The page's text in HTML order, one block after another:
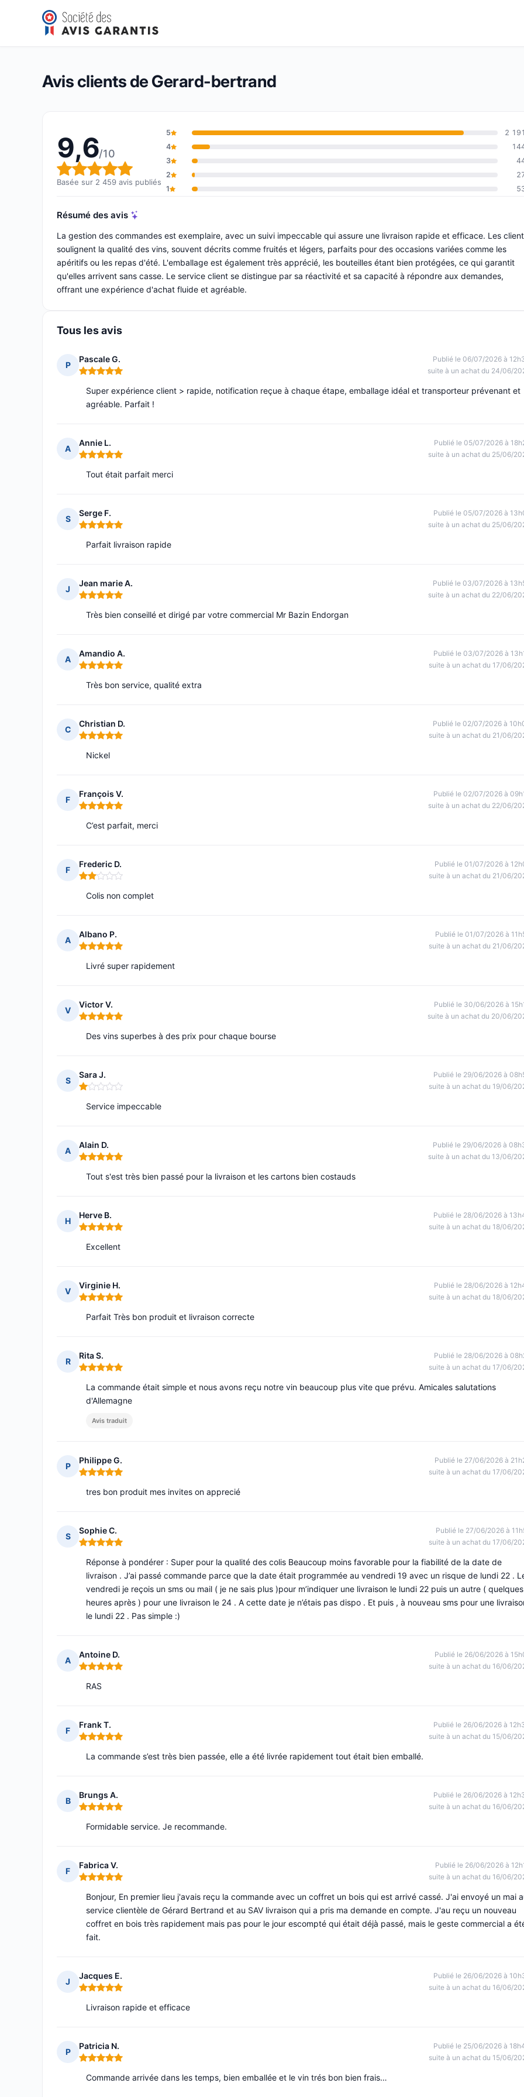
Gerard-bertrand
Note globale : 9,6 sur 10
9,6/10(2 459 avis)
Avis clients de Gerard-bertrand
9,6/10
Note globale : 9,6 sur 10
Basée sur 2 459 avis publiés
5
2 191
4
3
2
1
Résumé des avis
La gestion des commandes est exemplaire, avec un suivi impeccable qui assure une livraison rapide et efficace. Les
soulignent la qualité des vins, souvent décrits comme fruités et légers, parfaits pour des occasions variées comme les
apéritifs ou les repas d'été. L'emballage est également très apprécié, les bouteilles étant bien protégées, ce qui garantit
qu'elles arrivent sans casse. Le service client se distingue par sa réactivité et sa capacité à répondre aux demandes,
offrant une expérience d'achat fluide et agréable.
Tous les avis
P
Pascale G.
Note : 5 sur 5
Publié le 06/07/2026 à
suite à un achat du 24/06/
Super expérience client > rapide, notification reçue à chaque étape, emballage idéal et transporteur prévenant et
agréable. Parfait !
A
Annie L.
Note : 5 sur 5
Publié le 05/07/2026 à
suite à un achat du 25/06/
Tout était parfait merci
S
Serge F.
Note : 5 sur 5
Publié le 05/07/2026 à
suite à un achat du 25/06/
Parfait livraison rapide
J
Jean marie A.
Note : 5 sur 5
Publié le 03/07/2026 à
suite à un achat du 22/06/
Très bien conseillé et dirigé par votre commercial Mr Bazin Endorgan
A
Amandio A.
Note : 5 sur 5
Publié le 03/07/2026 à
suite à un achat du 17/06/
Très bon service, qualité extra
C
Christian D.
Note : 5 sur 5
Publié le 02/07/2026 à
suite à un achat du 21/06/
Nickel
F
François V.
Note : 5 sur 5
Publié le 02/07/2026 à
suite à un achat du 22/06/
C’est parfait, merci
F
Frederic D.
Note : 2 sur 5
Publié le 01/07/2026 à
suite à un achat du 21/06/
Colis non complet
A
Albano P.
Note : 5 sur 5
Publié le 01/07/2026 à
suite à un achat du 21/06/
Livré super rapidement
V
Victor V.
Note : 5 sur 5
Publié le 30/06/2026 à
suite à un achat du 20/06/
Des vins superbes à des prix pour chaque bourse
S
Sara J.
Note : 1 sur 5
Publié le 29/06/2026 à
suite à un achat du 19/06/
Service impeccable
A
Alain D.
Note : 5 sur 5
Publié le 29/06/2026 à
suite à un achat du 13/06/
Tout s'est très bien passé pour la livraison et les cartons bien costauds
H
Herve B.
Note : 5 sur 5
Publié le 28/06/2026 à
suite à un achat du 18/06/
Excellent
V
Virginie H.
Note : 5 sur 5
Publié le 28/06/2026 à
suite à un achat du 18/06/
Parfait Très bon produit et livraison correcte
R
Rita S.
Note : 5 sur 5
Publié le 28/06/2026 à
suite à un achat du 17/06/
La commande était simple et nous avons reçu notre vin beaucoup plus vite que prévu. Amicales salutations
d'Allemagne
Avis traduit
P
Philippe G.
Note : 5 sur 5
Publié le 27/06/2026 à
suite à un achat du 17/06/
tres bon produit mes invites on apprecié
S
Sophie C.
Note : 5 sur 5
Publié le 27/06/2026 à
suite à un achat du 17/06/
Réponse à pondérer : Super pour la qualité des colis Beaucoup moins favorable pour la fiabilité de la date de
livraison . J’ai passé commande parce que la date était programmée au vendredi 19 avec un risque de lundi 22 .
vendredi je reçois un sms ou mail ( je ne sais plus )pour m’indiquer une livraison le lundi 22 puis un autre ( quelques
heures après ) pour une livraison le 24 . A cette date je n’étais pas dispo . Et puis , à nouveau sms pour une
le lundi 22 . Pas simple :)
A
Antoine D.
Note : 5 sur 5
Publié le 26/06/2026 à
suite à un achat du 16/06/
RAS
F
Frank T.
Note : 5 sur 5
Publié le 26/06/2026 à
suite à un achat du 15/06/
La commande s’est très bien passée, elle a été livrée rapidement tout était bien emballé.
B
Brungs A.
Note : 5 sur 5
Publié le 26/06/2026 à
suite à un achat du 16/06/
Formidable service. Je recommande.
F
Fabrica V.
Note : 5 sur 5
Publié le 26/06/2026 à
suite à un achat du 16/06/
Bonjour, En premier lieu j'avais reçu la commande avec un coffret un bois qui est arrivé cassé. J'ai envoyé un mai
service clientèle de Gérard Bertrand et au SAV livraison qui a pris ma demande en compte. J'au reçu un nouveau
coffret en bois très rapidement mais pas pour le jour escompté qui était déjà passé, mais le geste commercial a
fait.
J
Jacques E.
Note : 5 sur 5
Publié le 26/06/2026 à
suite à un achat du 16/06/
Livraison rapide et efficace
P
Patricia N.
Note : 5 sur 5
Publié le 25/06/2026 à
suite à un achat du 15/06/
Commande arrivée dans les temps, bien emballée et le vin trés bon bien frais…